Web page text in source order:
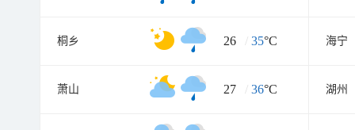
桐乡 26 / 35°C 海宁
萧山 27 / 36°C 湖州